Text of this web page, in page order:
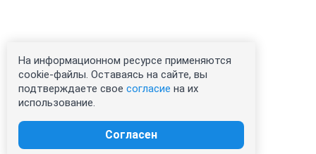
На информационном ресурсе применяются
cookie-файлы. Оставаясь на сайте, вы
подтверждаете свое согласие на их
использование.
Согласен